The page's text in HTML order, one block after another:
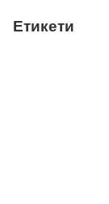
Етикети